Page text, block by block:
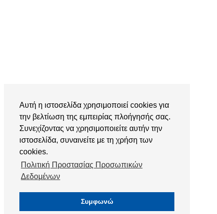
Αυτή η ιστοσελίδα χρησιμοποιεί cookies για
την βελτίωση της εμπειρίας πλοήγησής σας.
Συνεχίζοντας να χρησιμοποιείτε αυτήν την
ιστοσελίδα, συναινείτε με τη χρήση των
cookies.
Πολιτική Προστασίας Προσωπικών
Δεδομένων
Συμφωνώ